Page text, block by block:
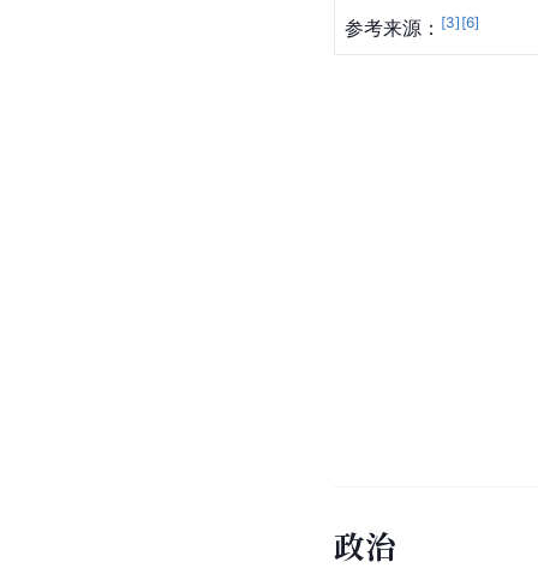
参考来源： [3] [6]
政治